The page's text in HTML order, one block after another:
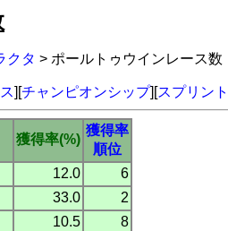
クタ > ポールトゥウインレース数
][チャンピオンシップ][スプリント
獲得率(%)
獲得率
順位
12.0
6
33.0
2
10.5
8